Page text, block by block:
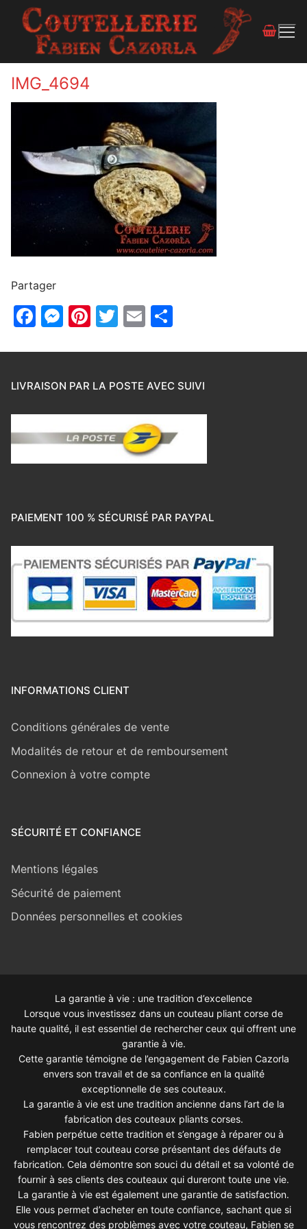
IMG_4694
Partager
Facebook
Messenger
Pinterest
Twitter
Email
LIVRAISON PAR LA POSTE AVEC SUIVI
PAIEMENT 100 % SÉCURISÉ PAR PAYPAL
INFORMATIONS CLIENT
Conditions générales de vente
Modalités de retour et de remboursement
Connexion à votre compte
SÉCURITÉ ET CONFIANCE
Mentions légales
Sécurité de paiement
Données personnelles et cookies
La garantie à vie : une tradition d’excellence
Lorsque vous investissez dans un couteau pliant corse de
haute qualité, il est essentiel de rechercher ceux qui offrent une
garantie à vie.
Cette garantie témoigne de l’engagement de Fabien Cazorla
envers son travail et de sa confiance en la qualité
exceptionnelle de ses couteaux.
La garantie à vie est une tradition ancienne dans l’art de la
fabrication des couteaux pliants corses.
Fabien perpétue cette tradition et s’engage à réparer ou à
remplacer tout couteau corse présentant des défauts de
fabrication. Cela démontre son souci du détail et sa volonté de
fournir à ses clients des couteaux qui dureront toute une vie.
La garantie à vie est également une garantie de satisfaction.
Elle vous permet d’acheter en toute confiance, sachant que si
vous rencontrez des problèmes avec votre couteau, Fabien se